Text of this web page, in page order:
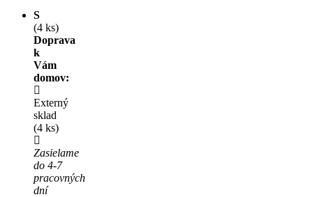
S
(4 ks)
Doprava
k
Vám
domov:
Externý
sklad
(4 ks)
Zasielame
do 4-7
pracovných
dní